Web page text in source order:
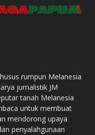
rumpun Melanesia
jurnalistik JM
tanah Melanesia
untuk membuat
mendorong upaya
penyalahgunaan